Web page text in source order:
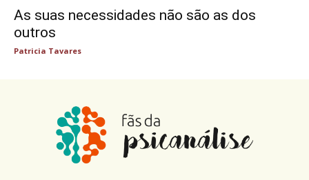
As suas necessidades não são as dos
outros
Patricia Tavares